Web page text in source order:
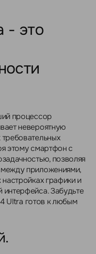
- это
процессор
невероятную
этому смартфон с
позволяя
приложениями,
графики и
интерфейса. Забудьте
Ultra готов к любым